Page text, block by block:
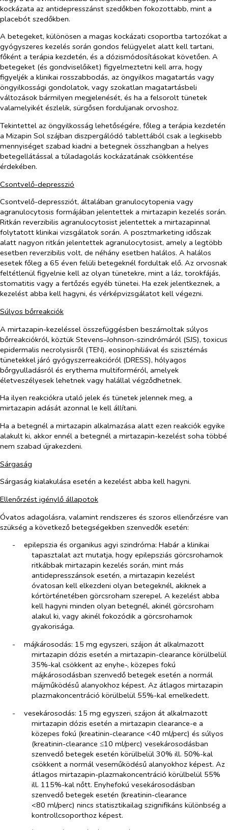
kockázata az antidepresszánst szedőkben fokozottabb, mint a
placebót szedőkben.
A betegeket, különösen a magas kockázati csoportba tartozókat a
gyógyszeres kezelés során gondos felügyelet alatt kell tartani,
főként a terápia kezdetén, és a dózismódosításokat követően. A
betegeket (és gondviselőiket) figyelmeztetni kell arra, hogy
figyeljék a klinikai rosszabbodás, az öngyilkos magatartás vagy
öngyilkossági gondolatok, vagy szokatlan magatartásbeli
változások bármilyen megjelenését, és ha a felsorolt tünetek
valamelyikét észlelik, sürgősen forduljanak orvoshoz.
Tekintettel az öngyilkosság lehetőségére, főleg a terápia kezdetén
a Mizapin Sol szájban diszpergálódó tablettából csak a legkisebb
mennyiséget szabad kiadni a betegnek összhangban a helyes
betegellátással a túladagolás kockázatának csökkentése
érdekében.
Csontvelő-depresszió
Csontvelő-depressziót, általában granulocytopenia vagy
agranulocytosis formájában jelentettek a mirtazapin kezelés során.
Ritkán reverzibilis agranulocytosist jelentettek a mirtazapinnal
folytatott klinikai vizsgálatok során. A posztmarketing időszak
alatt nagyon ritkán jelentettek agranulocytosist, amely a legtöbb
esetben reverzibilis volt, de néhány esetben halálos. A halálos
esetek főleg a 65 éven felüli betegeknél fordultak elő. Az orvosnak
feltétlenül figyelnie kell az olyan tünetekre, mint a láz, torokfájás,
stomatitis vagy a fertőzés egyéb tünetei. Ha ezek jelentkeznek, a
kezelést abba kell hagyni, és vérképvizsgálatot kell végezni.
Súlyos bőrreakciók
A mirtazapin-kezeléssel összefüggésben beszámoltak súlyos
bőrreakciókról, köztük Stevens–Johnson-szindrómáról (SJS), toxicus
epidermalis necrolysisről (TEN), eosinophiliával és szisztémás
tünetekkel járó gyógyszerreakcióról (DRESS), hólyagos
bőrgyulladásról és erythema multiforméról, amelyek
életveszélyesek lehetnek vagy halállal végződhetnek.
Ha ilyen reakciókra utaló jelek és tünetek jelennek meg, a
mirtazapin adását azonnal le kell állítani.
Ha a betegnél a mirtazapin alkalmazása alatt ezen reakciók egyike
alakult ki, akkor ennél a betegnél a mirtazapin-kezelést soha többé
nem szabad újrakezdeni.
Sárgaság
Sárgaság kialakulása esetén a kezelést abba kell hagyni.
Ellenőrzést igénylő állapotok
Óvatos adagolásra, valamint rendszeres és szoros ellenőrzésre van
szükség a következő betegségekben szenvedők esetén:
-​
epilepszia és organikus agyi szindróma: Habár a klinikai
tapasztalat azt mutatja, hogy epilepsziás görcsrohamok
ritkábbak mirtazapin kezelés során, mint más
antidepresszánsok esetén, a mirtazapin kezelést
óvatosan kell elkezdeni olyan betegeknél, akiknek a
kórtörténetében görcsroham szerepel. A kezelést abba
kell hagyni minden olyan betegnél, akinél görcsroham
alakul ki, vagy akinél fokozódik a görcsrohamok
gyakorisága.
-​
májkárosodás: 15 mg egyszeri, szájon át alkalmazott
mirtazapin dózis esetén a mirtazapin-clearance körülbelül
35%-kal csökkent az enyhe-, közepes fokú
májkárosodásban szenvedő betegek esetén a normál
májműködésű alanyokhoz képest. Az átlagos mirtazapin
plazmakoncentráció körülbelül 55%-kal emelkedett.
-​
vesekárosodás: 15 mg egyszeri, szájon át alkalmazott
mirtazapin dózis esetén a mirtazapin clearance-e a
közepes fokú (kreatinin-clearance <40 ml/perc) és súlyos
(kreatinin-clearance ≤10 ml/perc) vesekárosodásban
szenvedő betegek esetén körülbelül 30% ill. 50%-kal
csökkent a normál veseműködésű alanyokhoz képest. Az
átlagos mirtazapin-plazmakoncentráció körülbelül 55%
ill. 115%-kal nőtt. Enyhefokú vesekárosodásban
szenvedő betegek esetén (kreatinin-clearance
<80 ml/perc) nincs statisztikailag szignifikáns különbség a
kontrollcsoporthoz képest.